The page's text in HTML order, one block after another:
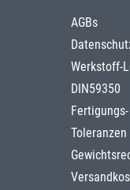
AGBs
Werkstoff-
DIN59350
Toleranzen